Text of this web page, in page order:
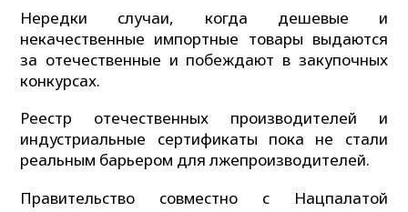
Нередки случаи, когда дешевые и
некачественные импортные товары выдаются
за отечественные и побеждают в закупочных
конкурсах.
Реестр отечественных производителей и
индустриальные сертификаты пока не стали
реальным барьером для лжепроизводителей.
Правительство совместно с Нацпалатой